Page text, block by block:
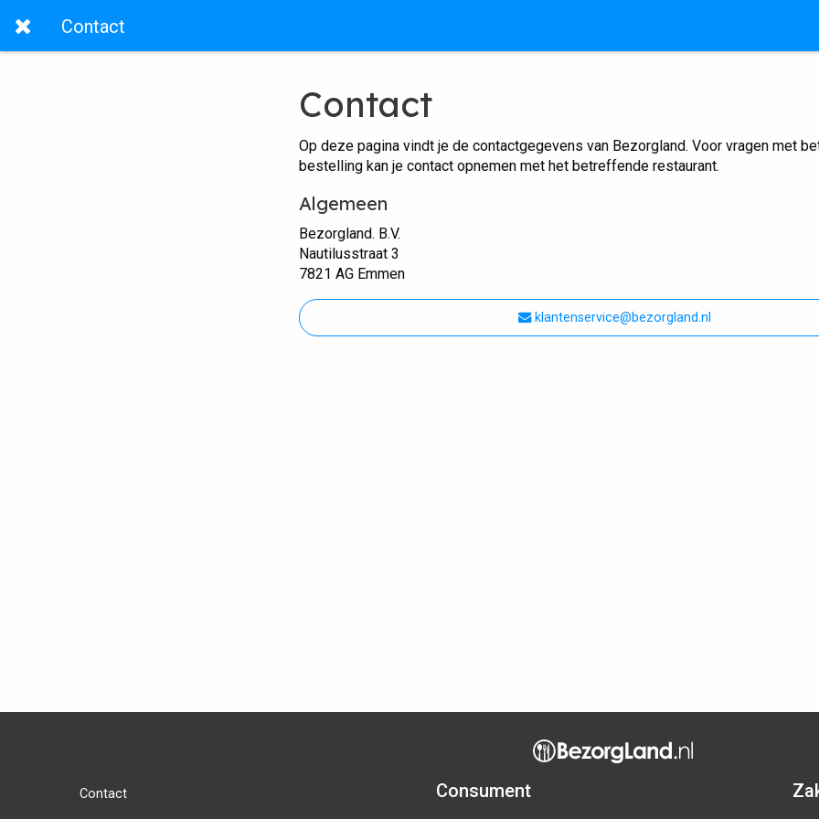
Contact
Contact
Op deze pagina vindt je de contactgegevens van Bezorgland. Voor vragen met
bestelling kan je contact opnemen met het betreffende restaurant.
Algemeen
Bezorgland. B.V.
Nautilusstraat 3
7821 AG Emmen
klantenservice@bezorgland.nl
Contact Consument